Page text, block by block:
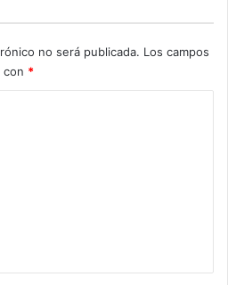
no será publicada. Los campos
con *